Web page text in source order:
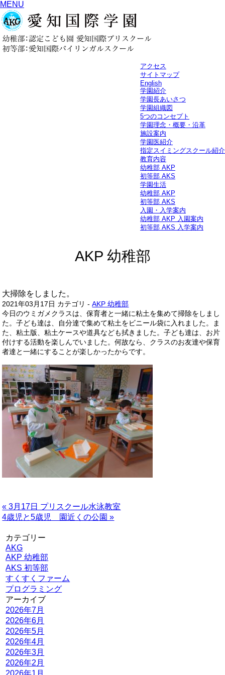
MENU
アクセス
サイトマップ
English
学園紹介
学園長あいさつ
学園組織図
5つのコンセプト
学園理念・概要・沿革
施設案内
学園医紹介
指定スイミングスクール紹介
教育内容
幼稚部 AKP
初等部 AKS
学園生活
幼稚部 AKP
初等部 AKS
入園・入学案内
幼稚部 AKP 入園案内
初等部 AKS 入学案内
AKP 幼稚部
大掃除をしました。
2021年03月17日 カテゴリ -AKP 幼稚部
今日のウミガメクラスは、保育者と一緒に粘土を集めて掃除をしまし
た。子ども達は、自分達で集めて粘土をビニール袋に入れました。ま
た、粘土版、粘土ケースや道具なども拭きました。子ども達は、お片
付けする活動を楽しんでいました。何故なら、クラスのお友達や保育
者達と一緒にすることが楽しかったからです。
« 3月17日 プリスクール水泳教室
4歳児と5歳児 園近くの公園 »
カテゴリー
AKG
AKP 幼稚部
AKS 初等部
すくすくファーム
プログラミング
アーカイブ
2026年7月
2026年6月
2026年5月
2026年4月
2026年3月
2026年2月
2026年1月